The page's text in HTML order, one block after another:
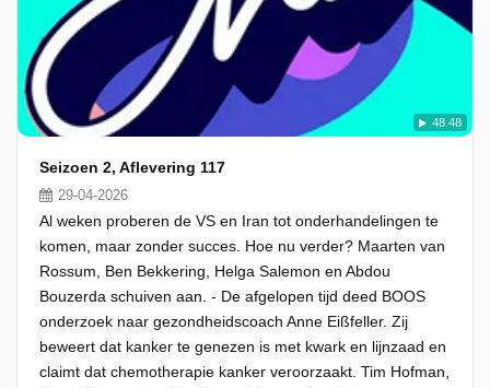
48:48
Seizoen 2, Aflevering 117
29-04-2026
Al weken proberen de VS en Iran tot onderhandelingen te
komen, maar zonder succes. Hoe nu verder? Maarten van
Rossum, Ben Bekkering, Helga Salemon en Abdou
Bouzerda schuiven aan. - De afgelopen tijd deed BOOS
onderzoek naar gezondheidscoach Anne Eißfeller. Zij
beweert dat kanker te genezen is met kwark en lijnzaad en
claimt dat chemotherapie kanker veroorzaakt. Tim Hofman,